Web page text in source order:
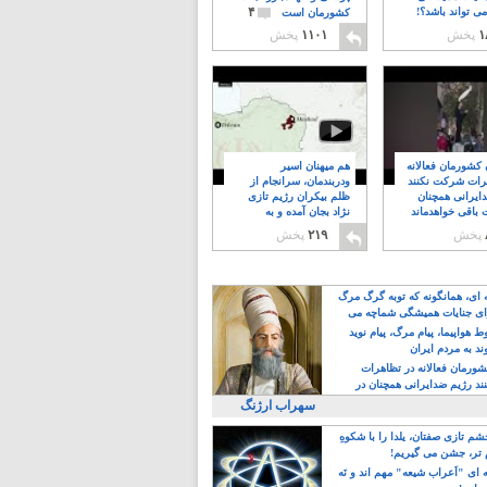
کشورمان است
۴
۱۱۰۱ پخش
تواند باشد؟!
پخش
هم میهنان اسیر
ودربندمان، سرانجام از
ظلم بیکران رژیم تازی
نژاد بجان آمده و به
۲۱۹ پخش
کشورمان فعالانه
شرکت نکنند
همچنان
باقی خواهدماند
پخش
ای، همانگونه که توبه گرگ مرگ
جنایات همیشگی شماچه می
هواپیما، پیام مرگ، پیام نوید
به مردم ایران
فعالانه در تظاهرات
رژیم ضدایرانی همچنان در
خواهدماند
سهراب ارژنگ
تازی صفتان، یلدا را با شکوهِ
تر، جشن می گیریم!
ای "اَعراب شیعه" مهم اند و نَه